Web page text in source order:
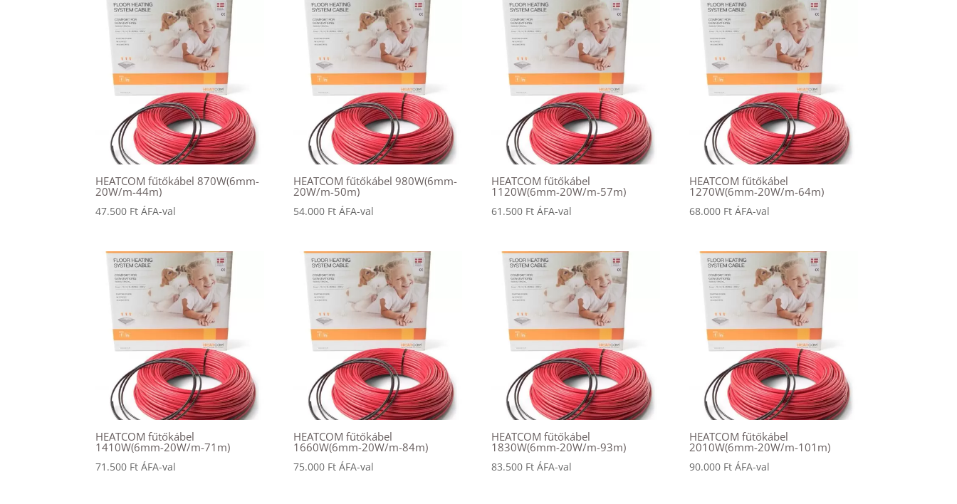
HEATCOM fűtőkábel 870W(6mm-
20W/m-44m)
47.500 Ft ÁFA-val
HEATCOM fűtőkábel 980W(6mm-
20W/m-50m)
54.000 Ft ÁFA-val
HEATCOM fűtőkábel
1120W(6mm-20W/m-57m)
61.500 Ft ÁFA-val
HEATCOM fűtőkábel
1270W(6mm-20W/m-64m)
68.000 Ft ÁFA-val
HEATCOM fűtőkábel
1410W(6mm-20W/m-71m)
71.500 Ft ÁFA-val
HEATCOM fűtőkábel
1660W(6mm-20W/m-84m)
75.000 Ft ÁFA-val
HEATCOM fűtőkábel
1830W(6mm-20W/m-93m)
83.500 Ft ÁFA-val
HEATCOM fűtőkábel
2010W(6mm-20W/m-101m)
90.000 Ft ÁFA-val